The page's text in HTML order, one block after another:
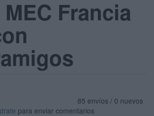
Francia
85 envíos / 0 nuevos
para enviar comentarios